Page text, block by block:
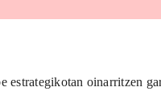
estrategikotan oinarritzen